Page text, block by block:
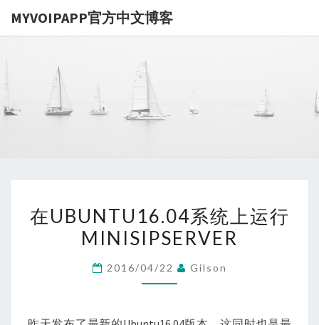
MYVOIPAPP官方中文博客
MYVOIPAPP
UBUNTU16.04
系
在UBUNTU16.04系统上运行
MINISIPSERVER
2016/04/22 Gilson